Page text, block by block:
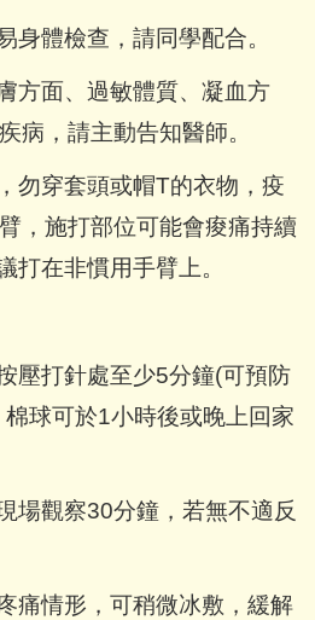
身體檢查，請同學配合。
方面、過敏體質、凝血方
病，請主動告知醫師。
勿穿套頭或帽T的衣物，疫
，施打部位可能會痠痛持續
打在非慣用手臂上。
壓打針處至少5分鐘(可預防
球可於1小時後或晚上回家
場觀察30分鐘，若無不適反
痛情形，可稍微冰敷，緩解